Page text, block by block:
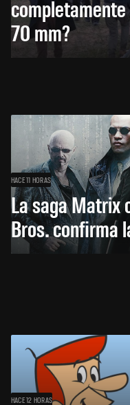
70 mm?
HACE 11 HORAS
La saga Matrix
Bros. confirma
HACE 12 HORAS